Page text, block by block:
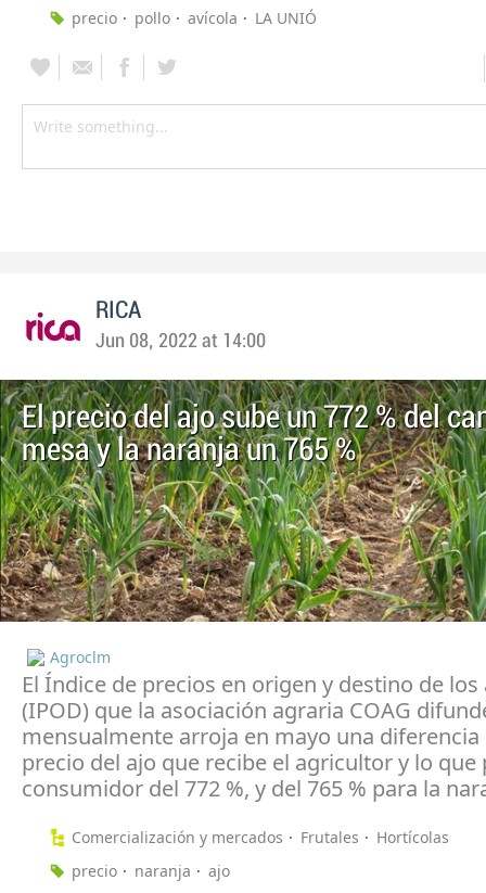
precio pollo avícola LA UNIÓ
RICA
Jun 08, 2022 at 14:00
El precio del ajo sube un 772 % del
mesa y la naranja un 765 %
Agroclm
El Índice de precios en origen y destino de
(IPOD) que la asociación agraria COAG
mensualmente arroja en mayo una diferencia
precio del ajo que recibe el agricultor y lo que
consumidor del 772 %, y del 765 % para la
Comercialización y mercados Frutales
Hortícolas
precio
naranja ajo